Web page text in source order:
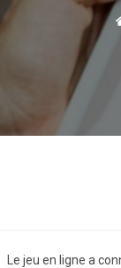
Le jeu en ligne a